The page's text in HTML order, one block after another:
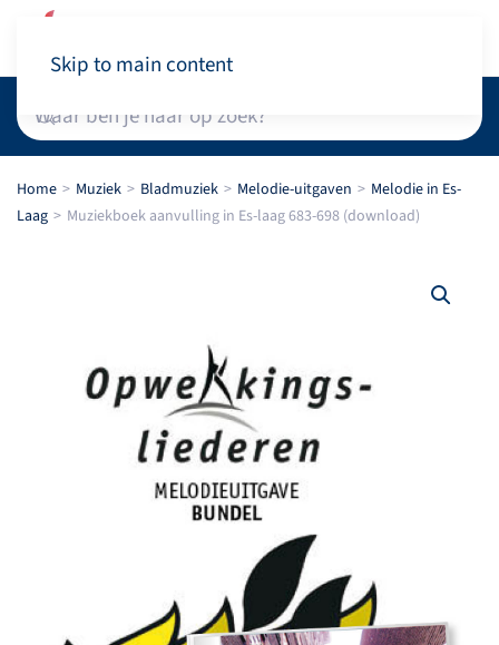
Skip to main content
Home Muziek Bladmuziek Melodie-uitgaven
Melodie in Es-
Laag
Muziekboek aanvulling in Es-laag 683-698 (download)